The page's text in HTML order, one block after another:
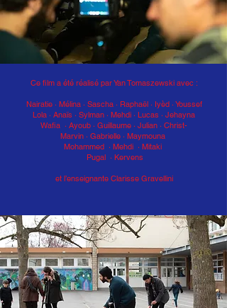
Ce film a été réalisé par Yan Tomaszewski avec :
Nairatie · Mélina · Sascha · Raphaël · Iyèd · Youssef
Lola · Anaïs · Sylman · Mehdi · Lucas · Jehayna
Wafia · Ayoub · Guillaume · Julian · Christ-
Marvin · Gabrielle · Maymouna
Mohammed · Mehdi · Mitaki
Pugal · Kervens
et l’enseignante Clarisse Gravellini